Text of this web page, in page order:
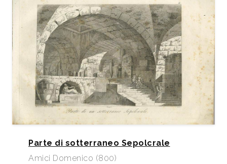
Parte di sotterraneo Sepolcrale
Amici Domenico (800)